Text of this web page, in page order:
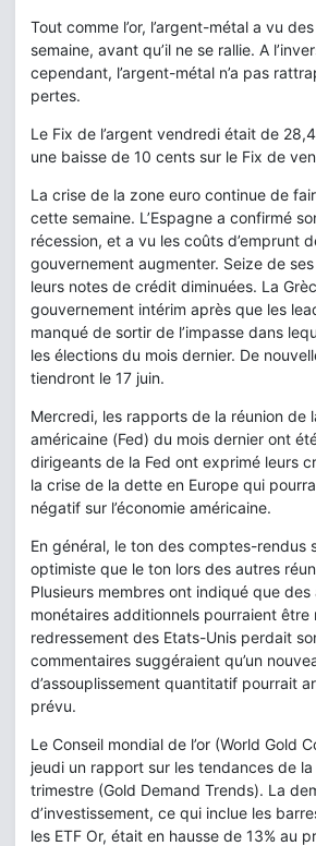
Tout comme l’or, l’argent-métal a vu
semaine, avant qu’il ne se rallie. A
cependant, l’argent-métal n’a pas
pertes.
Le Fix de l’argent vendredi était de
une baisse de 10 cents sur le Fix de
La crise de la zone euro continue de
cette semaine. L’Espagne a confirmé
récession, et a vu les coûts d’emprunt
gouvernement augmenter. Seize de
leurs notes de crédit diminuées. La
gouvernement intérim après que les
manqué de sortir de l’impasse dans
les élections du mois dernier. De
tiendront le 17 juin.
Mercredi, les rapports de la réunion de
américaine (Fed) du mois dernier ont
dirigeants de la Fed ont exprimé leurs
la crise de la dette en Europe qui
négatif sur l’économie américaine.
En général, le ton des comptes-rendus
optimiste que le ton lors des autres
Plusieurs membres ont indiqué que des
monétaires additionnels pourraient être
redressement des Etats-Unis perdait
commentaires suggéraient qu’un
d’assouplissement quantitatif pourrait
prévu.
Le Conseil mondial de l’or (World Gold
jeudi un rapport sur les tendances de
trimestre (Gold Demand Trends). La
d’investissement, ce qui inclue les
les ETF Or, était en hausse de 13% au